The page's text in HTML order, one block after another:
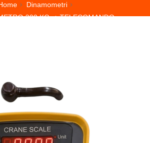
Dinamometri
300 KG. + TELECOMANDO